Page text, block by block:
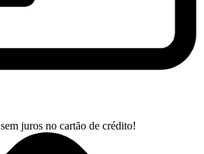
sem juros no cartão de crédito!